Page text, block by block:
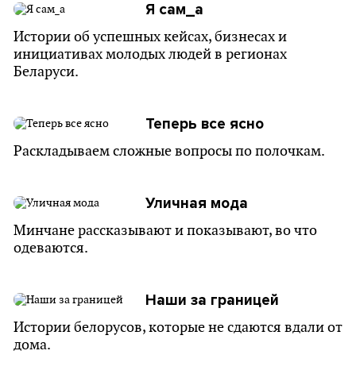
Я сам_а
Истории об успешных кейсах, бизнесах и
инициативах молодых людей в регионах
Беларуси.
Теперь все ясно
Раскладываем сложные вопросы по полочкам.
Уличная мода
Минчане рассказывают и показывают, во что
одеваются.
Наши за границей
Истории белорусов, которые не сдаются вдали от
дома.